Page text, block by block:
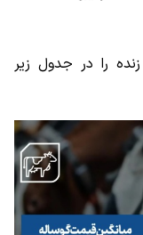
را در جدول زیر